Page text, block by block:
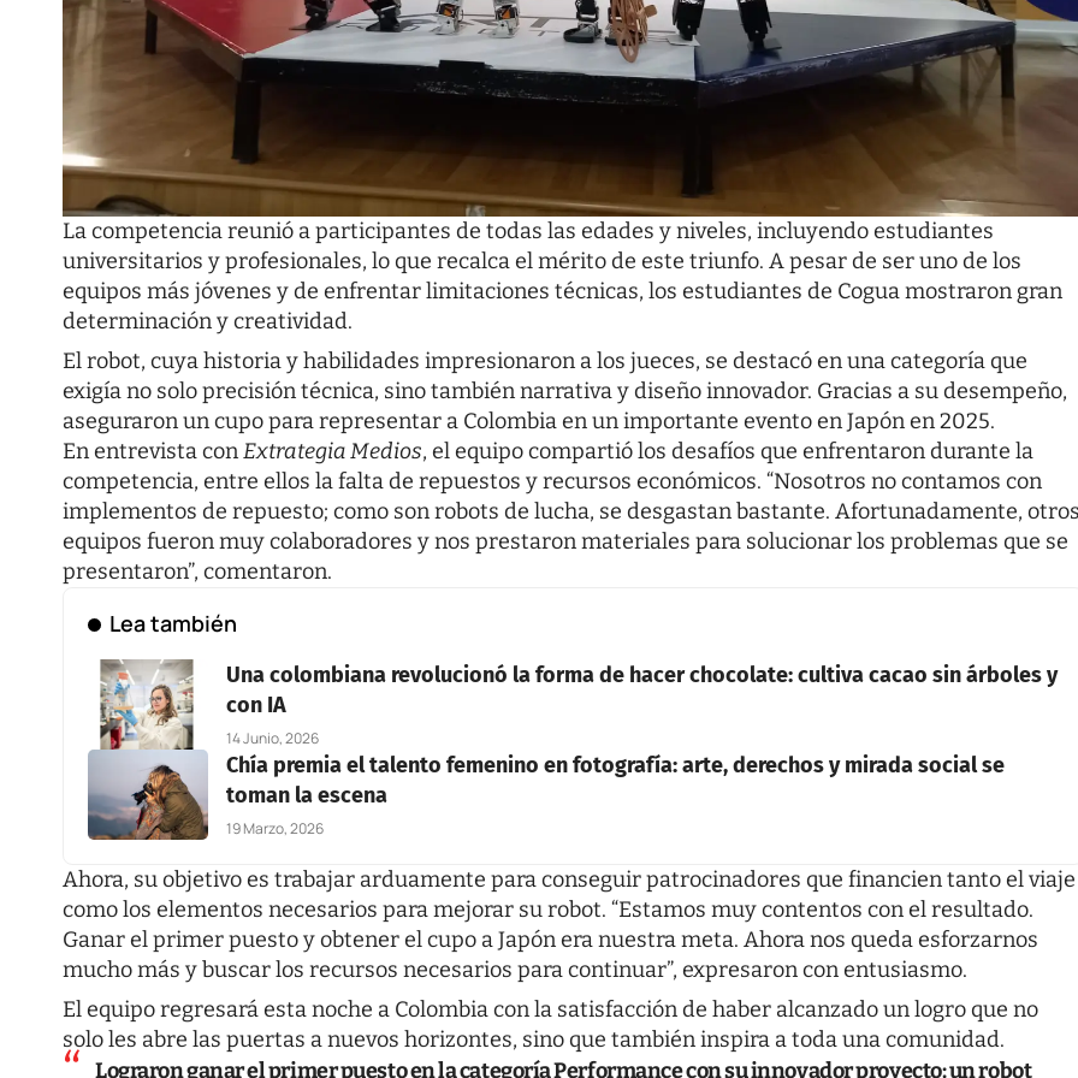
La competencia reunió a participantes de todas las edades y niveles, incluyendo estudiantes
universitarios y profesionales, lo que recalca el mérito de este triunfo. A pesar de ser uno de los
equipos más jóvenes y de enfrentar limitaciones técnicas, los estudiantes de Cogua mostraron gran
determinación y creatividad.
El robot, cuya historia y habilidades impresionaron a los jueces, se destacó en una categoría que
exigía no solo precisión técnica, sino también narrativa y diseño innovador. Gracias a su desempeño,
aseguraron un cupo para representar a Colombia en un importante evento en Japón en 2025.
En entrevista conExtrategia Medios, el equipo compartió los desafíos que enfrentaron durante la
competencia, entre ellos la falta de repuestos y recursos económicos. “Nosotros no contamos con
implementos de repuesto; como son robots de lucha, se desgastan bastante. Afortunadamente,
equipos fueron muy colaboradores y nos prestaron materiales para solucionar los problemas que se
presentaron”, comentaron.
Lea también
Una colombiana revolucionó la forma de hacer chocolate: cultiva cacao sin árboles y
con IA
14 Junio, 2026
Chía premia el talento femenino en fotografía: arte, derechos y mirada social se
toman la escena
19 Marzo, 2026
Ahora, su objetivo es trabajar arduamente para conseguir patrocinadores que financien tanto el viaje
como los elementos necesarios para mejorar su robot. “Estamos muy contentos con el resultado.
Ganar el primer puesto y obtener el cupo a Japón era nuestra meta. Ahora nos queda esforzarnos
mucho más y buscar los recursos necesarios para continuar”, expresaron con entusiasmo.
El equipo regresará esta noche a Colombia con la satisfacción de haber alcanzado un logro que no
solo les abre las puertas a nuevos horizontes, sino que también inspira a toda una comunidad.
Lograron ganar el primer puesto en la categoría Performance con su innovador proyecto: un robot